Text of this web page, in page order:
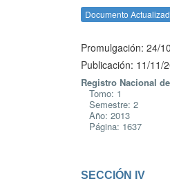
Documento
Promulgación: 24/
Publicación: 11/11/
Registro Nacional
Tomo: 1
Semestre: 2
Año: 2013
Página: 1637
SECCIÓN IV